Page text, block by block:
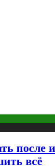
после
всё